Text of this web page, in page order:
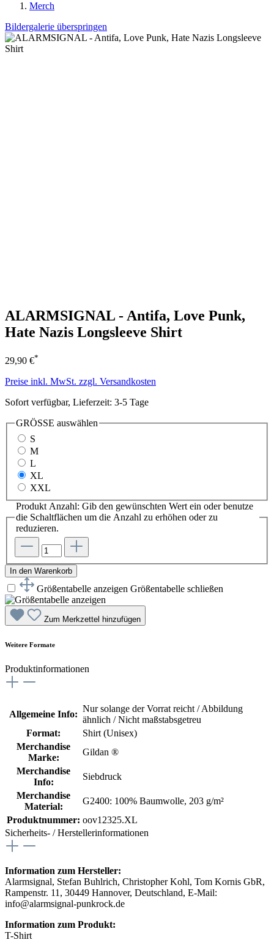
Merch
Bildergalerie überspringen
ALARMSIGNAL - Antifa, Love Punk,
Hate Nazis Longsleeve Shirt
29,90 €*
Preise inkl. MwSt. zzgl. Versandkosten
Sofort verfügbar, Lieferzeit: 3-5 Tage
GRÖSSE auswählen
S
M
L
XL
XXL
Produkt Anzahl: Gib den gewünschten Wert ein oder benutze
die Schaltflächen um die Anzahl zu erhöhen oder zu
reduzieren.
In den Warenkorb
Größentabelle anzeigen Größentabelle schließen
Zum Merkzettel hinzufügen
Weitere Formate
Produktinformationen
Allgemeine Info:
Nur solange der Vorrat reicht / Abbildung
ähnlich / Nicht maßstabsgetreu
Format:
Shirt (Unisex)
Merchandise
Marke:
Gildan ®
Merchandise
Info:
Siebdruck
Merchandise
Material:
G2400: 100% Baumwolle, 203 g/m²
Produktnummer: oov12325.XL
Sicherheits- / Herstellerinformationen
Information zum Hersteller:
Alarmsignal, Stefan Buhlrich, Christopher Kohl, Tom Kornis GbR,
Rampenstr. 11, 30449 Hannover, Deutschland, E-Mail:
info@alarmsignal-punkrock.de
Information zum Produkt:
T-Shirt